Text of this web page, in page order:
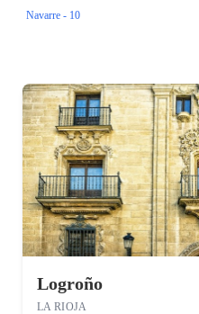
Navarre - 10
Logroño
LA RIOJA